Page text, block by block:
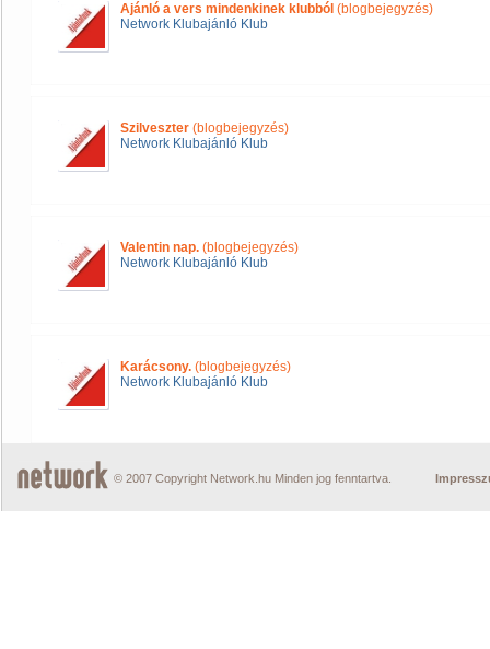
Ajánló a vers mindenkinek klubból (blogbejegyzés)
Network Klubajánló Klub
Szilveszter (blogbejegyzés)
Network Klubajánló Klub
Valentin nap. (blogbejegyzés)
Network Klubajánló Klub
Karácsony. (blogbejegyzés)
Network Klubajánló Klub
© 2007 Copyright Network.hu Minden jog fenntartva.